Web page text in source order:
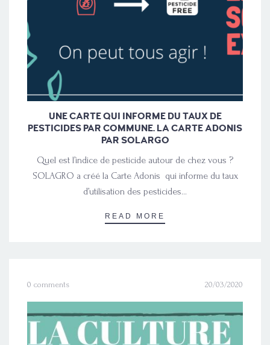
UNE CARTE QUI INFORME DU TAUX DE
PESTICIDES PAR COMMUNE. LA CARTE ADONIS
PAR SOLARGO
Quel est l’indice de pesticide autour de chez vous ?
SOLAGRO a créé la Carte Adonis qui informe du taux
d’utilisation des pesticides…
READ MORE
0 comments 20/03/2020